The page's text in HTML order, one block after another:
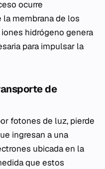
ocurre
membrana de los
hidrógeno genera
para impulsar la
de
fotones de luz, pierde
ingresan a una
ubicada en la
que estos